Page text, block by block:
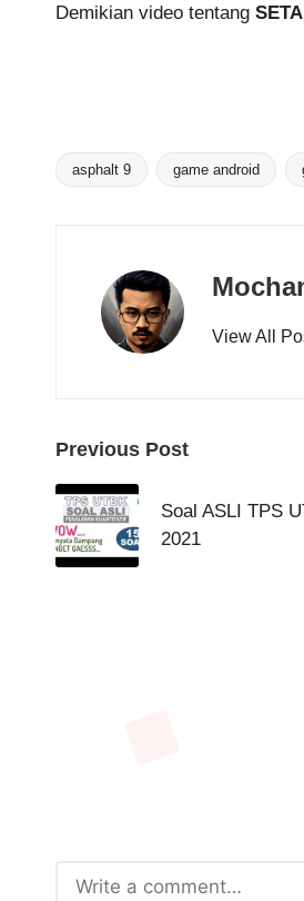
Demikian video tentang
Tags:
asphalt 9 game android
View All
Post
navigation
Previous Post
Soal ASLI TPS
2021